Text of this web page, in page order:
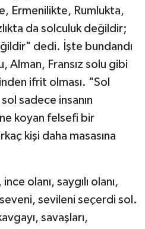
Ermenilikte, Rumlukta,
da solculuk değildir;
dedi. İşte bundandı
Alman, Fransız solu gibi
ifrit olması. "Sol
sol sadece insanın
koyan felsefi bir
kişi daha masasına
olanı, saygılı olanı,
seveni, sevileni seçerdi sol.
savaşları,